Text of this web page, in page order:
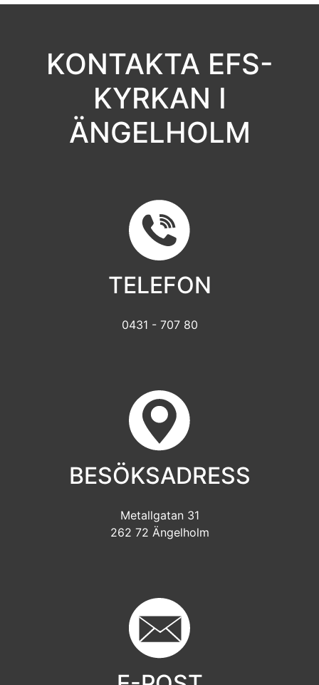
KONTAKTA EFS-
KYRKAN I
ÄNGELHOLM
TELEFON
0431 - 707 80
BESÖKSADRESS
Metallgatan 31
262 72 Ängelholm